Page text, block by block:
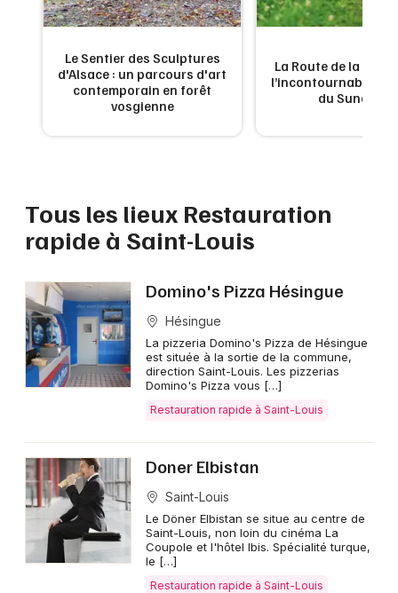
Expos
Restauration rapide en Alsace
Restauration rapide dans le Grand Est
Jeux concours
Artistes en tournée
Actus à Saint-Louis
Magazine à Saint-Louis
Actus tourisme & loisirs
Toulouse
Toutes les villes
Le Sentier des Sculptures
d'Alsace : un parcours d'art
contemporain en forêt
vosgienne
La Route de la
l’incontournable
du Sundgau
Tous les lieux Restauration
rapide à Saint-Louis
Domino's Pizza Hésingue
Hésingue
La pizzeria Domino's Pizza de Hésingue
est située à la sortie de la commune,
direction Saint-Louis. Les pizzerias
Domino's Pizza vous […]
Restauration rapide à Saint-Louis
Doner Elbistan
Saint-Louis
Le Döner Elbistan se situe au centre de
Saint-Louis, non loin du cinéma La
Coupole et l'hôtel Ibis. Spécialité turque,
le […]
Restauration rapide à Saint-Louis